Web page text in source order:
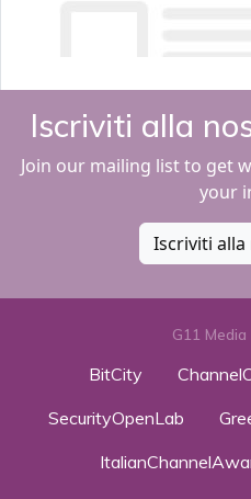
Iscriviti alla
Join our mailing list to get
your
Iscriviti
G11
BitCity
SecurityOpenLab